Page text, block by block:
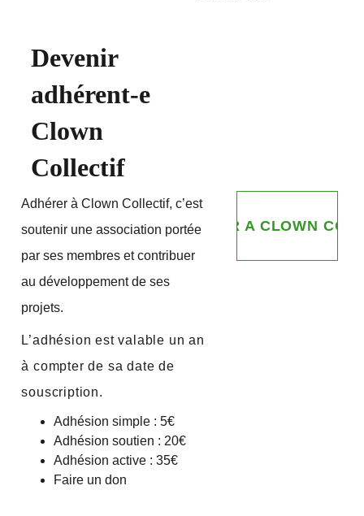
Devenir
adhérent-e
Clown
Collectif
ADHÉRER A CLOWN
Adhérer à Clown Collectif, c’est
soutenir une association portée
par ses membres et contribuer
au développement de ses
projets.
L’adhésion est valable un an
à compter de sa date de
souscription.
Adhésion simple : 5€
Adhésion soutien : 20€
Adhésion active : 35€
Faire un don